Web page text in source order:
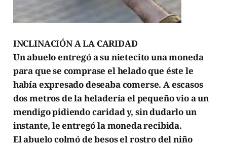
INCLINACIÓN A LA CARIDAD
Un abuelo entregó a su nietecito una moneda
para que se comprase el helado que éste le
había expresado deseaba comerse. A escasos
dos metros de la heladería el pequeño vio a un
mendigo pidiendo caridad y, sin dudarlo un
instante, le entregó la moneda recibida.
El abuelo colmó de besos el rostro del niño